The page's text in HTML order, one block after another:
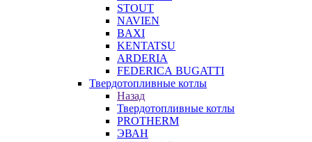
STOUT
NAVIEN
BAXI
KENTATSU
ARDERIA
FEDERICА BUGATTI
Твердотопливные котлы
Назад
Твердотопливные котлы
PROTHERM
ЭВАН